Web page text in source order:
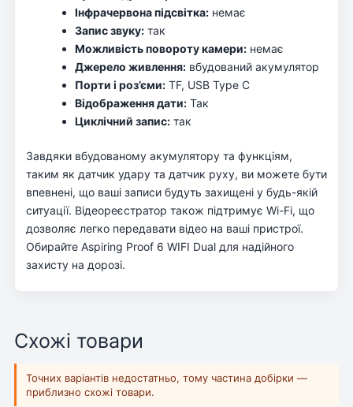
Інфрачервона підсвітка: немає
Запис звуку: так
Можливість повороту камери: немає
Джерело живлення: вбудований акумулятор
Порти і роз’єми: TF, USB Type C
Відображення дати: Так
Циклічний запис: так
Завдяки вбудованому акумулятору та функціям,
таким як датчик удару та датчик руху, ви можете бути
впевнені, що ваші записи будуть захищені у будь-якій
ситуації. Відеореєстратор також підтримує Wi-Fi, що
дозволяє легко передавати відео на ваші пристрої.
Обирайте Aspiring Proof 6 WIFI Dual для надійного
захисту на дорозі.
Схожі товари
Точних варіантів недостатньо, тому частина добірки —
приблизно схожі товари.